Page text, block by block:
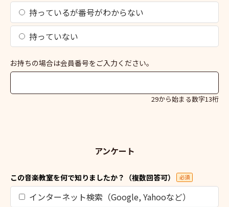
持っているが番号がわからない
持っていない
お持ちの場合は会員番号をご入力ください。
29から始まる数字13桁
アンケート
この音楽教室を何で知りましたか？（複数回答可） 必須
インターネット検索（Google, Yahooなど）